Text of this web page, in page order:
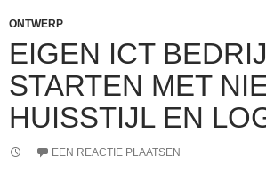
ONTWERP
EIGEN ICT
STARTEN MET
HUISSTIJL EN
EEN REACTIE PLAATSEN